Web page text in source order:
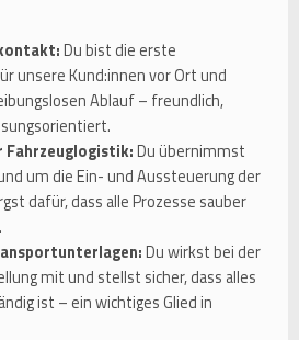
Du bist die erste
unsere Kund:innen vor Ort und
Ablauf – freundlich,
Du übernimmst
um die Ein- und Aussteuerung der
dafür, dass alle Prozesse sauber
Du wirkst bei der
mit und stellst sicher, dass alles
ist – ein wichtiges Glied in